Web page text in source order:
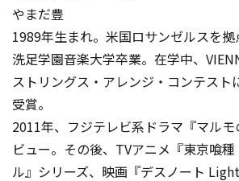
やまだ豊
1989年生まれ。米国ロサンゼルスを拠
洗足学園音楽大学卒業。在学中、
ストリングス・アレンジ・コンテスト
受賞。
2011年、フジテレビ系ドラマ『マル
ビュー。その後、TVアニメ『東京喰
ル』シリーズ、映画『デスノート